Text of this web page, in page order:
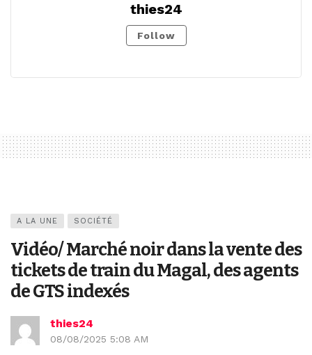
thies24
Follow
A LA UNE SOCIÉTÉ
Vidéo/ Marché noir dans la vente des
tickets de train du Magal, des agents
de GTS indexés
thies24
08/08/2025 5:08 AM